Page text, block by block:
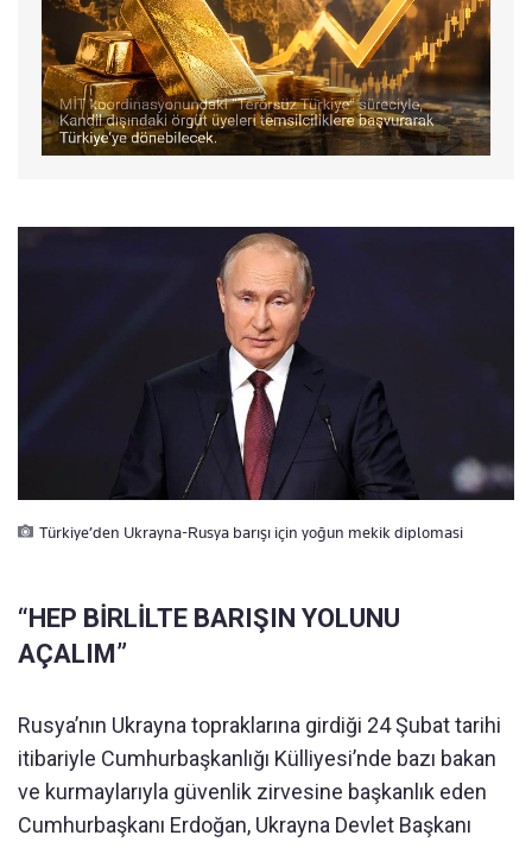
Türkiye’den Ukrayna-Rusya barışı için yoğun mekik diplomasi
“HEP BİRLİLTE BARIŞIN YOLUNU
AÇALIM”
Rusya’nın Ukrayna topraklarına girdiği 24 Şubat tarihi
itibariyle Cumhurbaşkanlığı Külliyesi’nde bazı bakan
ve kurmaylarıyla güvenlik zirvesine başkanlık eden
Cumhurbaşkanı Erdoğan, Ukrayna Devlet Başkanı